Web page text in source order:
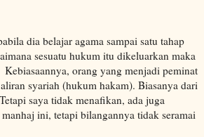
dia belajar agama sampai satu tahap
sesuatu hukum itu dikeluarkan maka
orang yang menjadi peminat
syariah (hukum hakam). Biasanya dari
saya tidak menafikan, ada juga
ini, tetapi bilangannya tidak seramai